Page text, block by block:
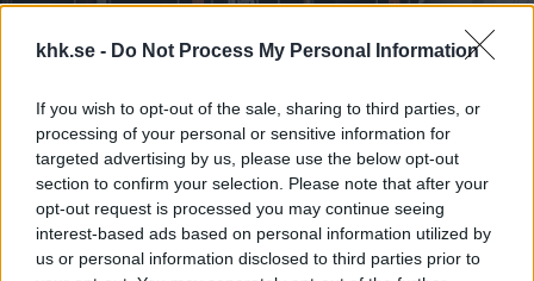
khk.se - Do Not Process My Personal Information
If you wish to opt-out of the sale, sharing to third parties, or
processing of your personal or sensitive information for
targeted advertising by us, please use the below opt-out
section to confirm your selection. Please note that after your
opt-out request is processed you may continue seeing
interest-based ads based on personal information utilized by
us or personal information disclosed to third parties prior to